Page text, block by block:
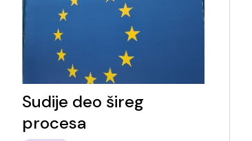
Sudije deo šireg
procesa